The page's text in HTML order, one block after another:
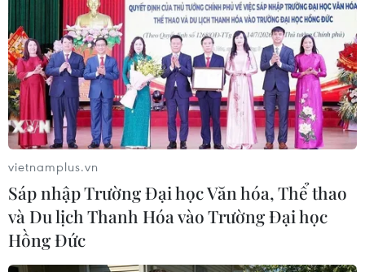
TIN LIÊN QUAN
vietnamplus.vn
Sáp nhập Trường Đại học Văn hóa, Thể thao
và Du lịch Thanh Hóa vào Trường Đại học
Hồng Đức